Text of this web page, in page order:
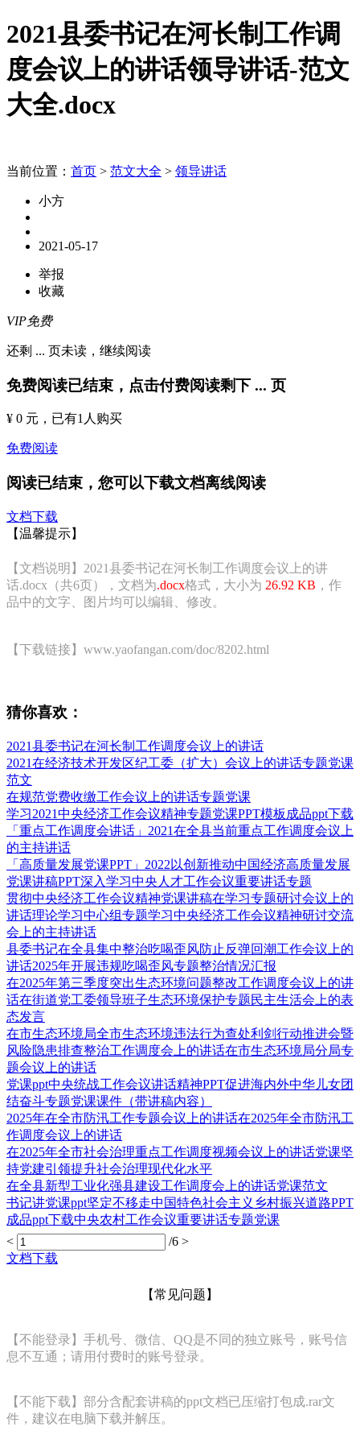
2021县委书记在河长制工作调
度会议上的讲话领导讲话-范文
大全.docx
当前位置： 首页 > 范文大全 > 领导讲话
小方
2021-05-17
举报
收藏
VIP免费
还剩 ... 页未读， 继续阅读
免费阅读已结束，点击付费阅读剩下 ... 页
¥ 0 元 ，已有1 人购买
免费阅读
阅读已结束，您可以下载文档离线阅读
文档下载
【温馨提示】
【文档说明】2021县委书记在河长制工作调度会议上的讲
话.docx（共6页），文档为.docx格式，大小为 26.92 KB ，作
品中的文字、图片均可以编辑、修改。
【下载链接】www.yaofangan.com/doc/8202.html
猜你喜欢：
2021县委书记在河长制工作调度会议上的讲话
2021在经济技术开发区纪工委（扩大）会议上的讲话专题党课
范文
在规范党费收缴工作会议上的讲话专题党课
学习2021中央经济工作会议精神专题党课PPT模板成品ppt下载
「重点工作调度会讲话」2021在全县当前重点工作调度会议上
的主持讲话
「高质量发展党课PPT」2022以创新推动中国经济高质量发展
党课讲稿PPT深入学习中央人才工作会议重要讲话专题
贯彻中央经济工作会议精神党课讲稿在学习专题研讨会议上的
讲话理论学习中心组专题学习中央经济工作会议精神研讨交流
会上的主持讲话
县委书记在全县集中整治吃喝歪风防止反弹回潮工作会议上的
讲话2025年开展违规吃喝歪风专题整治情况汇报
在2025年第三季度突出生态环境问题整改工作调度会议上的讲
话在街道党工委领导班子生态环境保护专题民主生活会上的表
态发言
在市生态环境局全市生态环境违法行为查处利剑行动推进会暨
风险隐患排查整治工作调度会上的讲话在市生态环境局分局专
题会议上的讲话
党课ppt中央统战工作会议讲话精神PPT促进海内外中华儿女团
结奋斗专题党课课件（带讲稿内容）
2025年在全市防汛工作专题会议上的讲话在2025年全市防汛工
作调度会议上的讲话
在2025年全市社会治理重点工作调度视频会议上的讲话党课坚
持党建引领提升社会治理现代化水平
在全县新型工业化强县建设工作调度会上的讲话党课范文
书记讲党课ppt坚定不移走中国特色社会主义乡村振兴道路PPT
成品ppt下载中央农村工作会议重要讲话专题党课
<
/6 >
文档下载
【常见问题】
【不能登录】手机号、微信、QQ是不同的独立账号，账号信
息不互通；请用付费时的账号登录。
【不能下载】部分含配套讲稿的ppt文档已压缩打包成.rar文
件，建议在电脑下载并解压。